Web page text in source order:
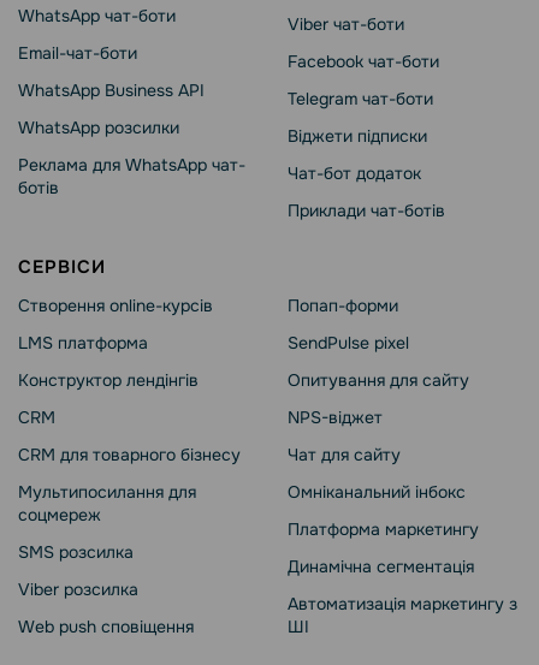
WhatsApp чат-боти
Email-чат-боти
WhatsApp Business API
WhatsApp розсилки
Реклама для WhatsApp чат-
ботів
Viber чат-боти
Facebook чат-боти
Telegram чат-боти
Віджети підписки
Чат-бот додаток
Приклади чат-ботів
СЕРВІСИ
Створення online-курсів
LMS платформа
Конструктор лендінгів
CRM
CRM для товарного бізнесу
Мультипосилання для
соцмереж
SMS розсилка
Viber розсилка
Web push сповіщення
Попап-форми
SendPulse pixel
Опитування для сайту
NPS-віджет
Чат для сайту
Омніканальний інбокс
Платформа маркетингу
Динамічна сегментація
Автоматизація маркетингу з
ШІ